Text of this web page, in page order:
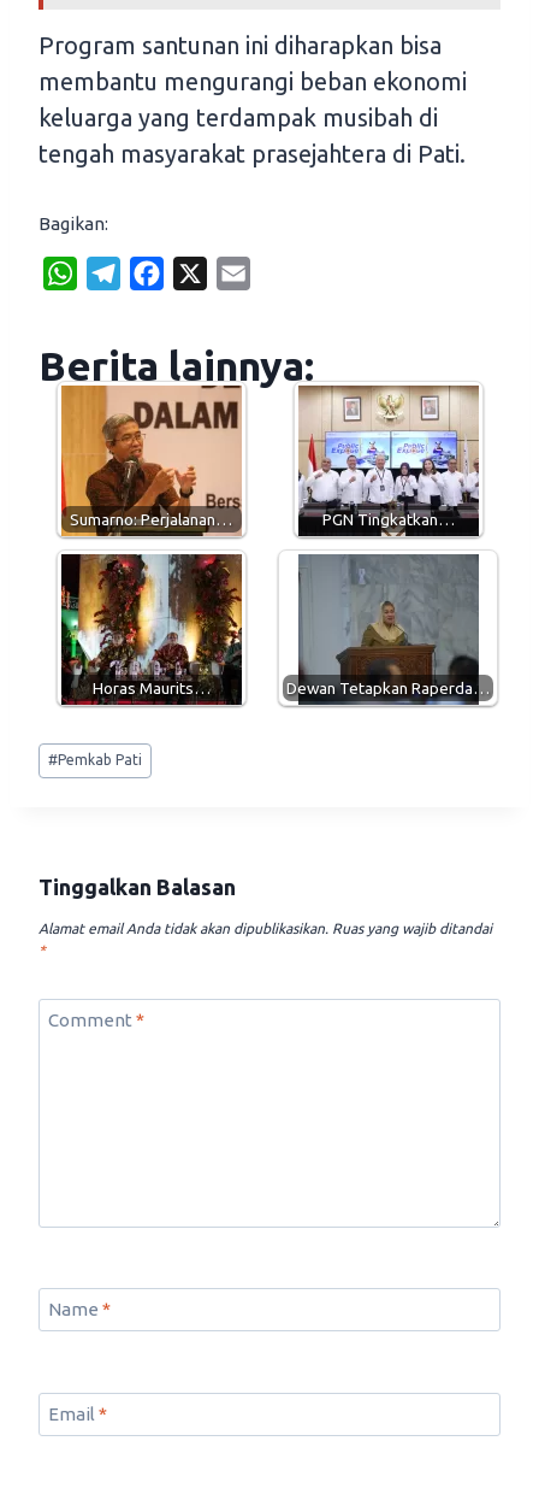
Program santunan ini diharapkan bisa
membantu mengurangi beban ekonomi
keluarga yang terdampak musibah di
tengah masyarakat prasejahtera di Pati.
Bagikan:
W
t
p
p
e
r
a
m
e
b
o
k
i
Berita lainnya:
Sumarno: Perjalanan… PGN Tingkatkan…
Horas Maurits… Dewan Tetapkan Raperda…
Post
Tags:
#Pemkab Pati
Tinggalkan Balasan
Alamat email Anda tidak akan dipublikasikan. Ruas yang wajib ditandai
*
Comment *
Name *
Email *